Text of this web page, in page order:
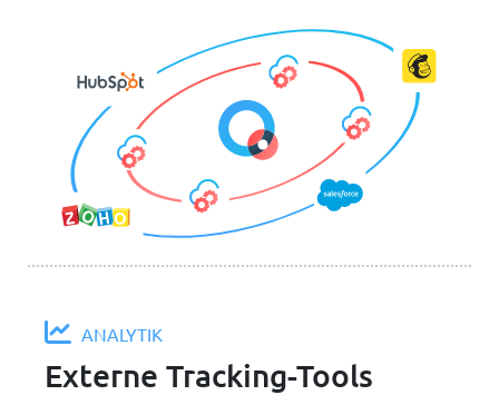
ANALYTIK
Externe Tracking-Tools